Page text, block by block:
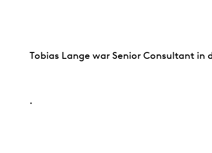
Tobias Lange war Senior Consultant in
.